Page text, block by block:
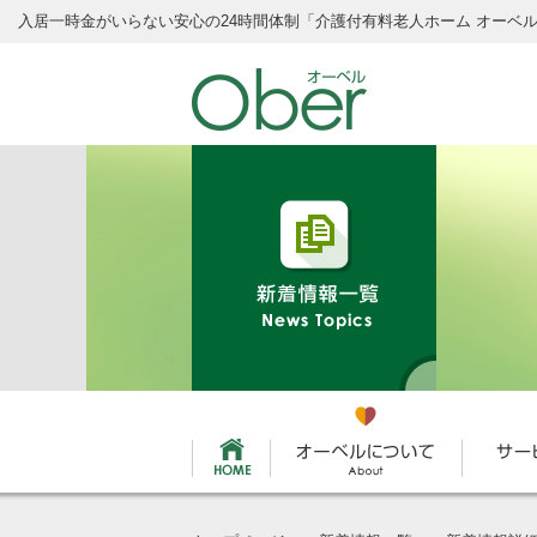
入居一時金がいらない安心の24時間体制 「介護付有料老人ホーム オーベ